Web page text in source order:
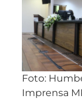
Foto:
Imprensa